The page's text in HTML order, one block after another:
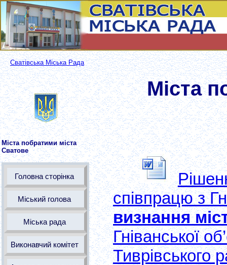
Сватівська Міська Рада
Міста побратими міста
Сватове
Головна сторінка
Міський голова
Міська рада
Виконавчий комітет
Міста
співпрацю з
визнання
Гніванської
Тиврівського